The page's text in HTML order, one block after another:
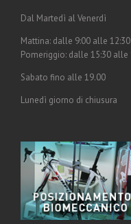
Dal Martedì al Venerdì
Mattina: dalle 9:00 alle 12:30
Pomeriggio: dalle 15:30 alle
Sabato fino alle 19.00
Lunedì giorno di chiusura